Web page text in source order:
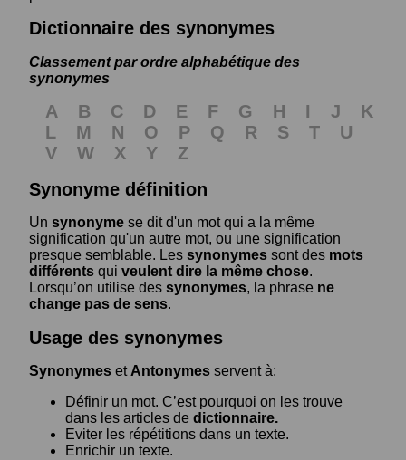
Dictionnaire des synonymes
Classement par ordre alphabétique des
synonymes
A B C D E F G H I J
K
L
M N O P Q R S T
U
V
W X Y
Z
Synonyme définition
Un synonyme se dit d'un mot qui a la même
signification qu'un autre mot, ou une signification
presque semblable. Les synonymes sont des mots
différents qui veulent dire la même chose.
Lorsqu’on utilise des synonymes, la phrase ne
change pas de sens.
Usage des synonymes
Synonymes etAntonymes servent à:
Définir un mot. C’est pourquoi on les trouve
dans les articles de dictionnaire.
Eviter les répétitions dans un texte.
Enrichir un texte.